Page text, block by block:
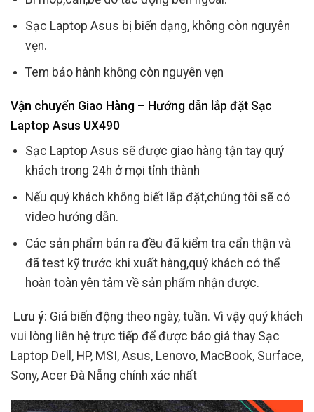
Sạc Laptop Asus bị biến dạng, không còn nguyên
vẹn.
Tem bảo hành không còn nguyên vẹn
Vận chuyển Giao Hàng – Hướng dẫn lắp đặt Sạc
Laptop Asus UX490
Sạc Laptop Asus sẽ được giao hàng tận tay quý
khách trong 24h ở mọi tỉnh thành
Nếu quý khách không biết lắp đặt,chúng tôi sẽ có
video hướng dẫn.
Các sản phẩm bán ra đều đã kiểm tra cẩn thận và
đã test kỹ trước khi xuất hàng,quý khách có thể
hoàn toàn yên tâm về sản phẩm nhận được.
Lưu ý: Giá biến động theo ngày, tuần. Vì vậy quý khách
vui lòng liên hệ trực tiếp để được báo giá thay Sạc
Laptop Dell, HP, MSI, Asus, Lenovo, MacBook, Surface,
Sony, Acer Đà Nẵng chính xác nhất